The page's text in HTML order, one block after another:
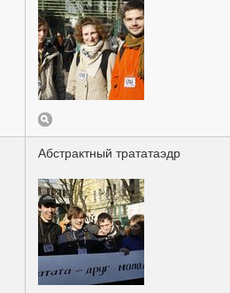
Абстрактный трататаэдр